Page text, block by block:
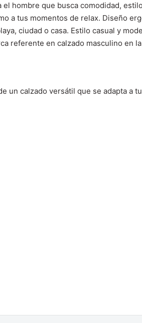
el hombre que busca comodidad,
a tus momentos de relax. Diseño
ciudad o casa. Estilo casual y
referente en calzado masculino
un calzado versátil que se adapta a